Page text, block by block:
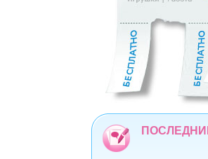
0123456789